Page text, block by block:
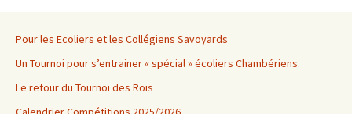
Pour les Ecoliers et les Collégiens Savoyards
Un Tournoi pour s’entrainer « spécial » écoliers Chambériens.
Le retour du Tournoi des Rois